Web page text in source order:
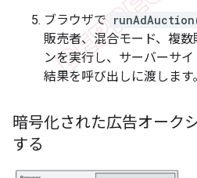
ブラウザで
販売者、混合モード、複
ンを実行し、サーバーサ
結果を呼び出しに渡します。
暗号化された広告オーク
する